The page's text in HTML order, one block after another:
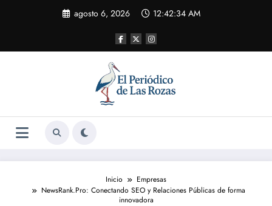
agosto 6, 2026 12:42:34 AM
Inicio
Empresas
NewsRank.Pro: Conectando SEO y Relaciones Públicas de forma
innovadora